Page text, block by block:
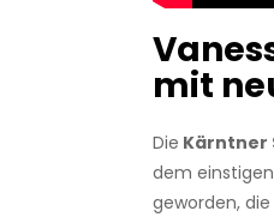
mit
Die Kärntner
dem
geworden,